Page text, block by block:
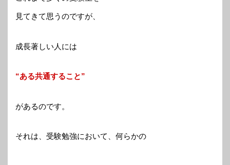
見てきて思うのですが、
成長著しい人には
“ある共通すること”
があるのです。
それは、受験勉強において、何らかの